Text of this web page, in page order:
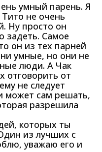
умный парень. Я
не очень
Ну просто он
задеть. Самое
он из тех парней
умные, но они не
люди. А Чак
отговорить от
не следует
может сам решать,
разрешила
которых ты
из лучших с
уважаю его и